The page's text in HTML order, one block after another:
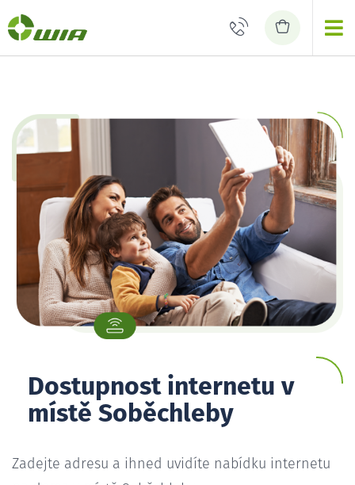
Dostupnost internetu v
místě Soběchleby
Zadejte adresu a ihned uvidíte nabídku internetu